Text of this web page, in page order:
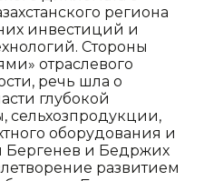
региона
инвестиций и
Стороны
отраслевого
речь шла о
глубокой
сельхозпродукции,
оборудования и
Бергенев и Бедржих
развитием